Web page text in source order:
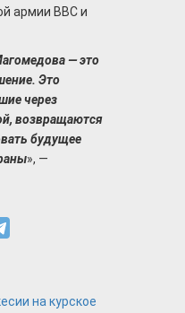
армии ВВС и
— это
Это
через
возвращаются
будущее
», —
на курское